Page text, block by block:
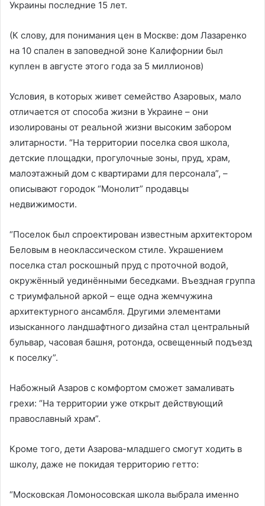
Украины последние 15 лет.
(К слову, для понимания цен в Москве: дом Лазаренко
на 10 спален в заповедной зоне Калифорнии был
куплен в августе этого года за 5 миллионов)
Условия, в которых живет семейство Азаровых, мало
отличается от способа жизни в Украине – они
изолированы от реальной жизни высоким забором
элитарности. “На территории поселка своя школа,
детские площадки, прогулочные зоны, пруд, храм,
малоэтажный дом с квартирами для персонала”, –
описывают городок “Монолит” продавцы
недвижимости.
“Поселок был спроектирован известным архитектором
Беловым в неоклассическом стиле. Украшением
поселка стал роскошный пруд с проточной водой,
окружённый уединёнными беседками. Въездная группа
с триумфальной аркой – еще одна жемчужина
архитектурного ансамбля. Другими элементами
изысканного ландшафтного дизайна стал центральный
бульвар, часовая башня, ротонда, освещенный подъезд
к поселку”.
Набожный Азаров с комфортом сможет замаливать
грехи: “На территории уже открыт действующий
православный храм”.
Кроме того, дети Азарова-младшего смогут ходить в
школу, даже не покидая территорию гетто:
“Московская Ломоносовская школа выбрала именно